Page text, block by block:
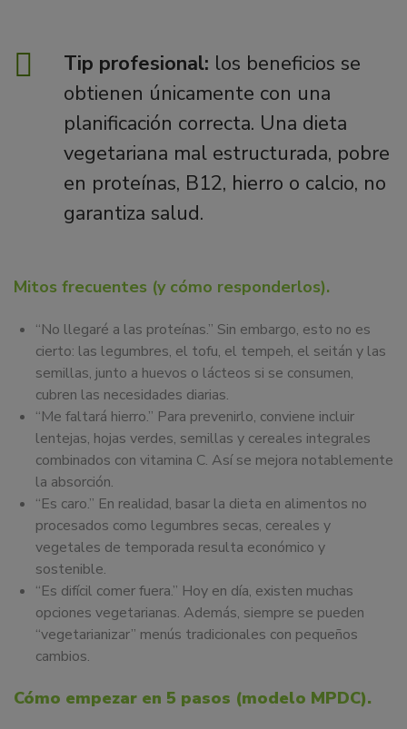
Tip profesional: los beneficios se
obtienen únicamente con una
planificación correcta. Una dieta
vegetariana mal estructurada, pobre
en proteínas, B12, hierro o calcio, no
garantiza salud.
Mitos frecuentes (y cómo responderlos).
“No llegaré a las proteínas.” Sin embargo, esto no es
cierto: las legumbres, el tofu, el tempeh, el seitán y las
semillas, junto a huevos o lácteos si se consumen,
cubren las necesidades diarias.
“Me faltará hierro.” Para prevenirlo, conviene incluir
lentejas, hojas verdes, semillas y cereales integrales
combinados con vitamina C. Así se mejora notablemente
la absorción.
“Es caro.” En realidad, basar la dieta en alimentos no
procesados como legumbres secas, cereales y
vegetales de temporada resulta económico y
sostenible.
“Es difícil comer fuera.” Hoy en día, existen muchas
opciones vegetarianas. Además, siempre se pueden
“vegetarianizar” menús tradicionales con pequeños
cambios.
Cómo empezar en 5 pasos (modelo MPDC).